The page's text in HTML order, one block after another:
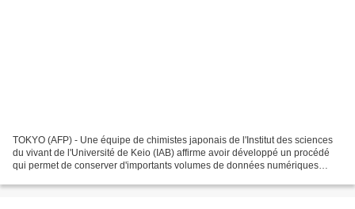
TOKYO (AFP) - Une équipe de chimistes japonais de l'Institut des sciences
du vivant de l'Université de Keio (IAB) affirme avoir développé un procédé
qui permet de conserver d'importants volumes de données numériques